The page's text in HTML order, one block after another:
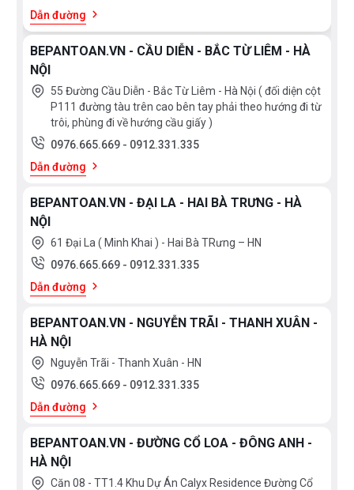
Dẫn đường
BEPANTOAN.VN - CẦU DIỄN - BẮC TỪ LIÊM - HÀ
NỘI
55 Đường Cầu Diễn - Bắc Từ Liêm - Hà Nội ( đối diện cột
P111 đường tàu trên cao bên tay phải theo hướng đi từ
trôi, phùng đi về hướng cầu giấy )
0976.665.669 - 0912.331.335
Dẫn đường
BEPANTOAN.VN - ĐẠI LA - HAI BÀ TRƯNG - HÀ
NỘI
61 Đại La ( Minh Khai ) - Hai Bà TRưng – HN
0976.665.669 - 0912.331.335
Dẫn đường
BEPANTOAN.VN - NGUYỄN TRÃI - THANH XUÂN -
HÀ NỘI
Nguyễn Trãi - Thanh Xuân - HN
0976.665.669 - 0912.331.335
Dẫn đường
BEPANTOAN.VN - ĐƯỜNG CỔ LOA - ĐÔNG ANH -
HÀ NỘI
Căn 08 - TT1.4 Khu Dự Án Calyx Residence Đường Cổ